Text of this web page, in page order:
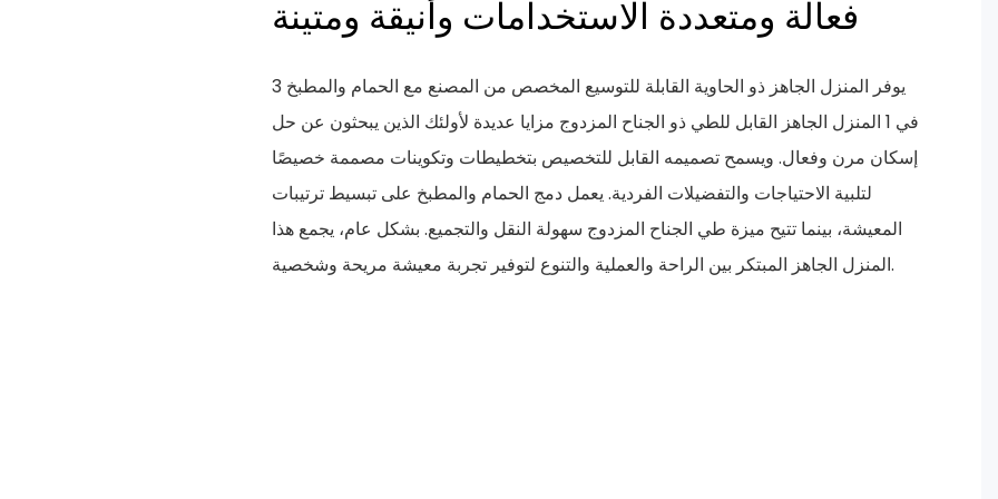
فعالة ومتعددة الاستخدامات وأنيقة ومتينة
يوفر المنزل الجاهز ذو الحاوية القابلة للتوسيع المخصص من المصنع مع الحمام والمطبخ 3
في 1 المنزل الجاهز القابل للطي ذو الجناح المزدوج مزايا عديدة لأولئك الذين يبحثون عن حل
إسكان مرن وفعال. ويسمح تصميمه القابل للتخصيص بتخطيطات وتكوينات مصممة خصيصًا
لتلبية الاحتياجات والتفضيلات الفردية. يعمل دمج الحمام والمطبخ على تبسيط ترتيبات
المعيشة، بينما تتيح ميزة طي الجناح المزدوج سهولة النقل والتجميع. بشكل عام، يجمع هذا
المنزل الجاهز المبتكر بين الراحة والعملية والتنوع لتوفير تجربة معيشة مريحة وشخصية.